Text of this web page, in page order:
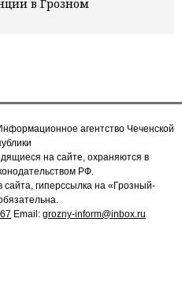
в Грозном
агентство Чеченской
на сайте, охраняются в
РФ.
гиперссылка на «Грозный-
Email: grozny-inform@inbox.ru